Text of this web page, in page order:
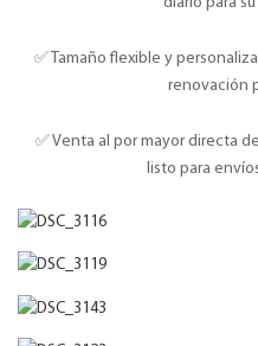
✅ Tamaño flexible y
renovación
✅ Venta al por mayor directa
listo para